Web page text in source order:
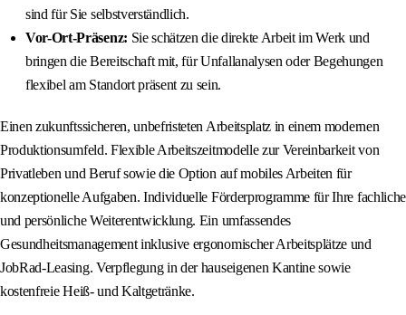
sind für Sie selbstverständlich.
Vor-Ort-Präsenz: Sie schätzen die direkte Arbeit im Werk und
bringen die Bereitschaft mit, für Unfallanalysen oder Begehungen
flexibel am Standort präsent zu sein.
Einen zukunftssicheren, unbefristeten Arbeitsplatz in einem modernen
Produktionsumfeld. Flexible Arbeitszeitmodelle zur Vereinbarkeit von
Privatleben und Beruf sowie die Option auf mobiles Arbeiten für
konzeptionelle Aufgaben. Individuelle Förderprogramme für Ihre fachliche
und persönliche Weiterentwicklung. Ein umfassendes
Gesundheitsmanagement inklusive ergonomischer Arbeitsplätze und
JobRad-Leasing. Verpflegung in der hauseigenen Kantine sowie
kostenfreie Heiß- und Kaltgetränke.